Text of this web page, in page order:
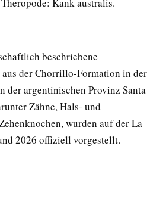
beschriebene
der Chorrillo-Formation in der
der argentinischen Provinz Santa
Zähne, Hals- und
wurden auf der La
2026 offiziell vorgestellt.